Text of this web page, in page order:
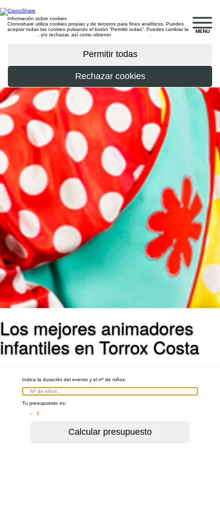
MENU
Información sobre cookies
Cronoshare utiliza cookies propias y de terceros para fines analíticos. Puedes
aceptar todas las cookies pulsando el botón “Permitir todas”. Puedes cambiar la
, y/o rechazar, así como obtener
Los mejores animadores
infantiles en Torrox Costa
Indica la duración del evento y el nº de niños:
Tu presupuesto es:
– €